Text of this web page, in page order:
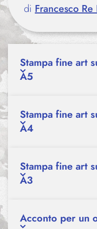
di Francesco
Stampa fine art
A5
Stampa fine art
A4
Stampa fine art
A3
Acconto per un